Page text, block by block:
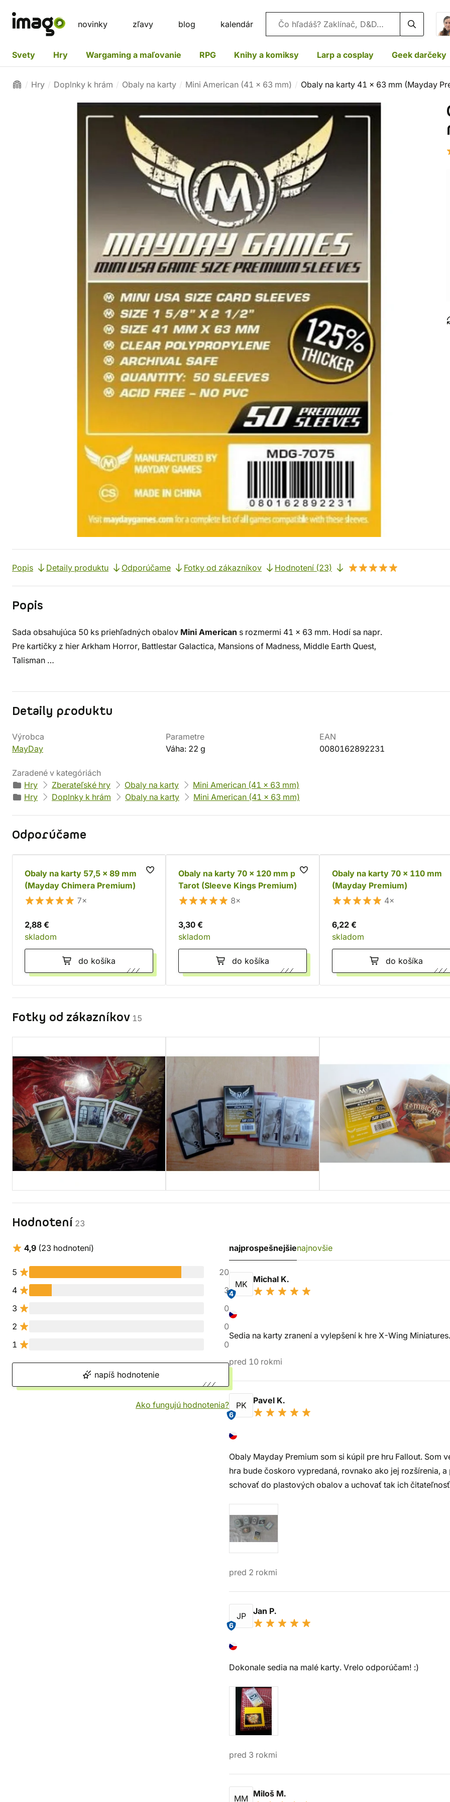
novinky zľavy blog kalendár Vyhľadávanie
Svety Hry Wargaming a maľovanie RPG Knihy a komiksy Larp a cosplay Geek darčeky
Hry Doplnky k hrám Obaly na karty Mini American (41 x 63 mm) Obaly na karty 41 x 63 mm (Mayday
Popis Detaily produktu Odporúčame Fotky od zákazníkov Hodnotení (23)
Popis
Sada obsahujúca 50 ks priehľadných obalov Mini American s rozmermi 41 x 63 mm. Hodí sa napr.
Pre kartičky z hier Arkham Horror, Battlestar Galactica, Mansions of Madness, Middle Earth Quest,
Talisman …
Detaily produktu
Výrobca
MayDay
Parametre
Váha: 22 g
EAN
0080162892231
Zaradené v kategóriách
Hry
Zberateľské hry Obaly na karty
Mini American (41 x 63 mm)
Hry
Doplnky k hrám Obaly na karty Mini American (41 x 63 mm)
Odporúčame
Obaly na karty 57,5 x 89 mm
(Mayday Chimera Premium)
7×
2,88 €
skladom
do košíka
Obaly na karty 70 x 120 mm pre
Tarot (Sleeve Kings Premium)
8×
3,30 €
skladom
do košíka
Obaly na karty 70 x 110 mm
(Mayday Premium)
4×
6,22 €
skladom
do košíka
Fotky od zákazníkov 15
Hodnotení 23
4,9 (23 hodnotení)
5
20
4
3
3
0
2
0
1
0
napíš hodnotenie
Ako fungujú hodnotenia?
najprospešnejšienajnovšie
MK
4
Michal K.
Sedia na karty zranení a vylepšení k hre X-Wing Miniatures.
pred 10 rokmi
PK
6
Pavel K.
Obaly Mayday Premium som si kúpil pre hru Fallout. Som
hra bude čoskoro vypredaná, rovnako ako jej rozšírenia,
schovať do plastových obalov a uchovať tak ich
pred 2 rokmi
JP
6
Jan P.
Dokonale sedia na malé karty. Vrelo odporúčam! :)
pred 3 rokmi
MM Miloš M.